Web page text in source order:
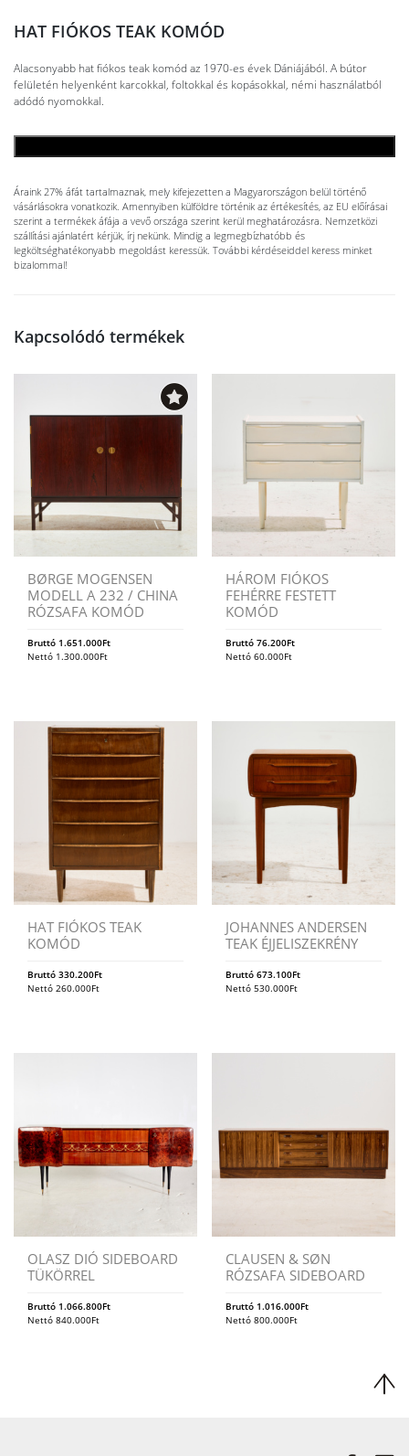
HAT FIÓKOS TEAK KOMÓD
Alacsonyabb hat fiókos teak komód az 1970-es évek Dániájából. A bútor
felületén helyenként karcokkal, foltokkal és kopásokkal, némi használatból
adódó nyomokkal.
Áraink 27% áfát tartalmaznak, mely kifejezetten a Magyarországon belül történő
vásárlásokra vonatkozik. Amennyiben külföldre történik az értékesítés, az EU előírásai
szerint a termékek áfája a vevő országa szerint kerül meghatározásra. Nemzetközi
szállítási ajánlatért kérjük, írj nekünk. Mindig a legmegbízhatóbb és
legköltséghatékonyabb megoldást keressük. További kérdéseiddel keress minket
bizalommal!
Kapcsolódó termékek
BØRGE MOGENSEN
MODELL A 232 / CHINA
RÓZSAFA KOMÓD
Bruttó 1.651.000Ft
Nettó 1.300.000Ft
HÁROM FIÓKOS
FEHÉRRE FESTETT
KOMÓD
Bruttó76.200Ft
Nettó60.000Ft
HAT FIÓKOS TEAK
KOMÓD
Bruttó 330.200Ft
Nettó 260.000Ft
JOHANNES ANDERSEN
TEAK ÉJJELISZEKRÉNY
Bruttó673.100Ft
Nettó530.000Ft
OLASZ DIÓ SIDEBOARD
TÜKÖRREL
Bruttó 1.066.800Ft
Nettó 840.000Ft
CLAUSEN & SØN
RÓZSAFA SIDEBOARD
Bruttó 1.016.000Ft
Nettó800.000Ft